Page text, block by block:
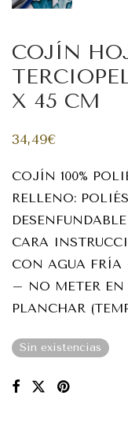
COJÍN
X 45 CM
34,49€
COJÍN 100%
RELLENO:
CARA
CON AGUA
– NO METER EN
PLANCHAR
Sin existencias